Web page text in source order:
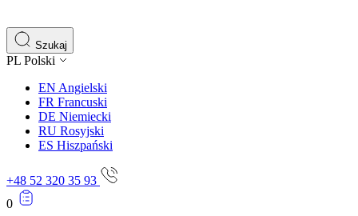
Szukaj
PL Polski
EN Angielski
FR Francuski
DE Niemiecki
RU Rosyjski
ES Hiszpański
+48 52 320 35 93
0
istotne i interesujące dla poszczególnych użytkowników
Nieklasyfikowane
Nieklasyfikowane pliki cookie, to pliki, które są w